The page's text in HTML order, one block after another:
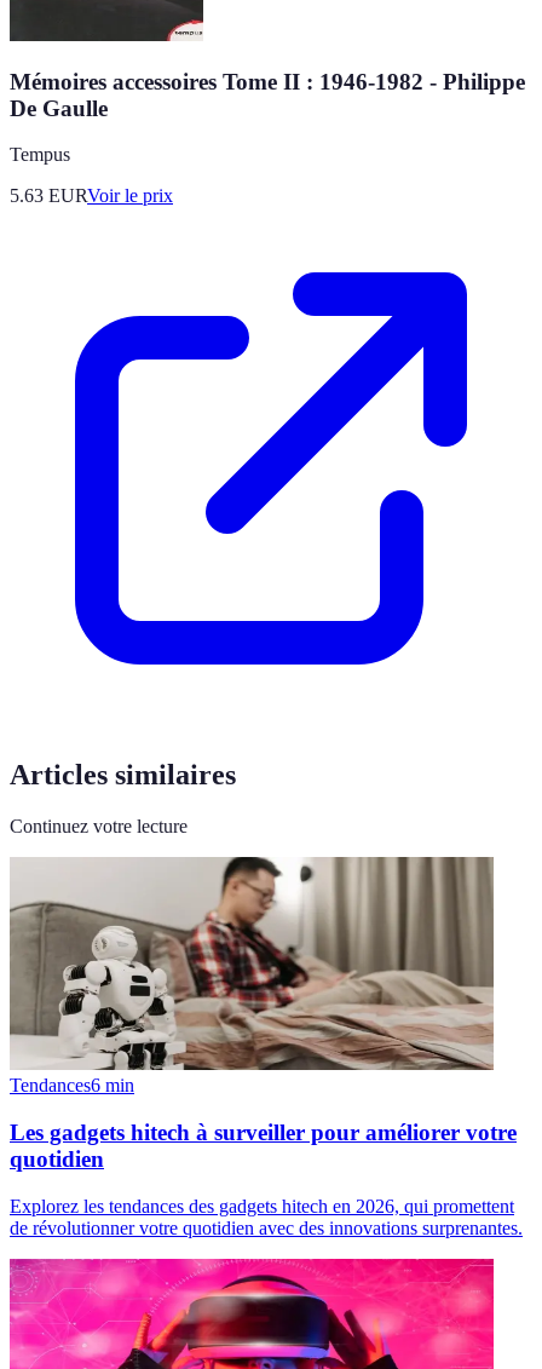
Mémoires accessoires Tome II : 1946-1982 - Philippe
De Gaulle
Tempus
5.63 EURVoir le prix
Articles similaires
Continuez votre lecture
Tendances6 min
Les gadgets hitech à surveiller pour améliorer votre
quotidien
Explorez les tendances des gadgets hitech en 2026, qui promettent
de révolutionner votre quotidien avec des innovations surprenantes.